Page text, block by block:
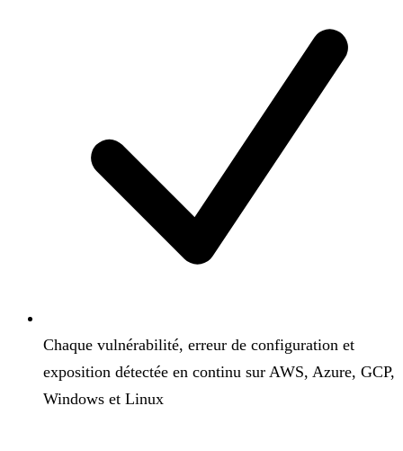
Chaque vulnérabilité, erreur de configuration et
exposition détectée en continu sur AWS, Azure, GCP,
Windows et Linux